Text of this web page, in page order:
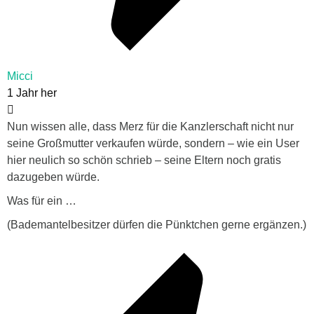
Micci
1 Jahr her
Nun wissen alle, dass Merz für die Kanzlerschaft nicht nur
seine Großmutter verkaufen würde, sondern – wie ein User
hier neulich so schön schrieb – seine Eltern noch gratis
dazugeben würde.
Was für ein …
(Bademantelbesitzer dürfen die Pünktchen gerne ergänzen.)